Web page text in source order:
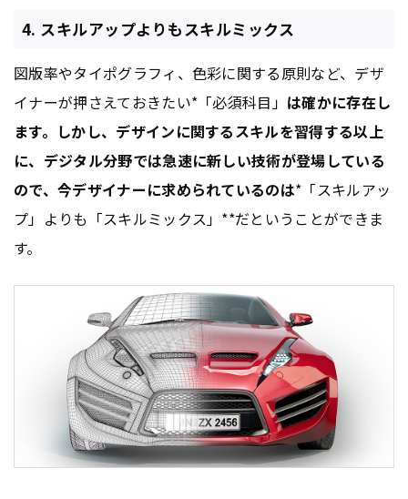
4. スキルアップよりもスキルミックス
図版率やタイポグラフィ、色彩に関する原則など、デザ
イナーが押さえておきたい*「必須科目」 は確かに存在し
ます。しかし、デザインに関するスキルを習得する以上
に、デジタル分野では急速に新しい技術が登場している
ので、今デザイナーに求められているのは*「スキルアッ
プ」よりも「スキルミックス」**だということができま
す。